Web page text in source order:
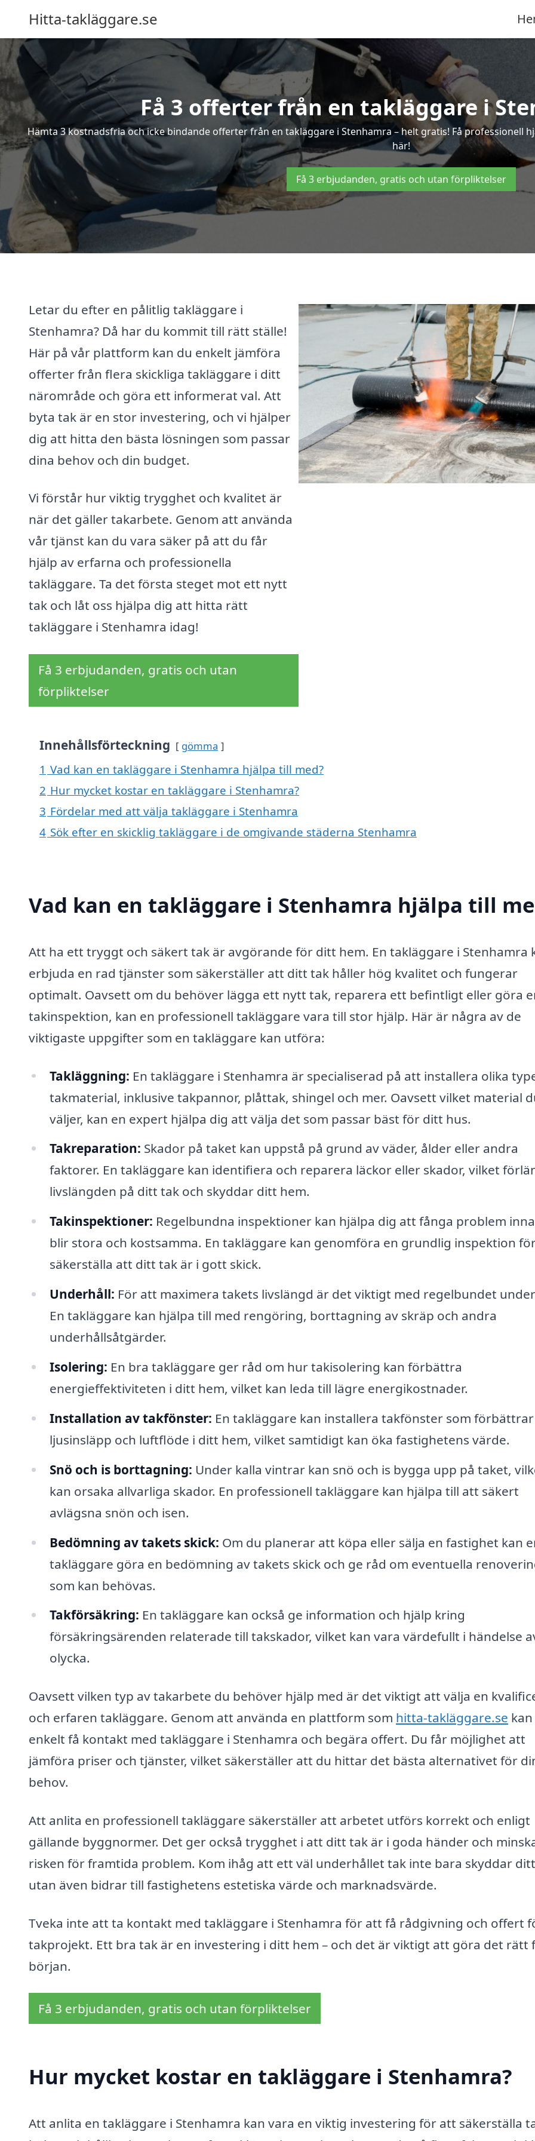
Hitta-takläggare.se
Få 3 offerter från en takläggare i
Hämta 3 kostnadsfria och icke bindande offerter från en takläggare i Stenhamra – helt gratis! Få professionell
här!
Få 3 erbjudanden, gratis och utan förpliktelser
Letar du efter en pålitlig takläggare i
Stenhamra? Då har du kommit till rätt ställe!
Här på vår plattform kan du enkelt jämföra
offerter från flera skickliga takläggare i ditt
närområde och göra ett informerat val. Att
byta tak är en stor investering, och vi hjälper
dig att hitta den bästa lösningen som passar
dina behov och din budget.
Vi förstår hur viktig trygghet och kvalitet är
när det gäller takarbete. Genom att använda
vår tjänst kan du vara säker på att du får
hjälp av erfarna och professionella
takläggare. Ta det första steget mot ett nytt
tak och låt oss hjälpa dig att hitta rätt
takläggare i Stenhamra idag!
Få 3 erbjudanden, gratis och utan
förpliktelser
Innehållsförteckning gömma
1 Vad kan en takläggare i Stenhamra hjälpa till med?
2 Hur mycket kostar en takläggare i Stenhamra?
3 Fördelar med att välja takläggare i Stenhamra
4 Sök efter en skicklig takläggare i de omgivande städerna Stenhamra
Vad kan en takläggare i Stenhamra hjälpa till
Att ha ett tryggt och säkert tak är avgörande för ditt hem. En takläggare i Stenhamra
erbjuda en rad tjänster som säkerställer att ditt tak håller hög kvalitet och fungerar
optimalt. Oavsett om du behöver lägga ett nytt tak, reparera ett befintligt eller göra
takinspektion, kan en professionell takläggare vara till stor hjälp. Här är några av de
viktigaste uppgifter som en takläggare kan utföra:
Takläggning: En takläggare i Stenhamra är specialiserad på att installera olika
takmaterial, inklusive takpannor, plåttak, shingel och mer. Oavsett vilket material
väljer, kan en expert hjälpa dig att välja det som passar bäst för ditt hus.
Takreparation: Skador på taket kan uppstå på grund av väder, ålder eller andra
faktorer. En takläggare kan identifiera och reparera läckor eller skador, vilket
livslängden på ditt tak och skyddar ditt hem.
Takinspektioner: Regelbundna inspektioner kan hjälpa dig att fånga problem
blir stora och kostsamma. En takläggare kan genomföra en grundlig inspektion
säkerställa att ditt tak är i gott skick.
Underhåll: För att maximera takets livslängd är det viktigt med regelbundet
En takläggare kan hjälpa till med rengöring, borttagning av skräp och andra
underhållsåtgärder.
Isolering: En bra takläggare ger råd om hur takisolering kan förbättra
energieffektiviteten i ditt hem, vilket kan leda till lägre energikostnader.
Installation av takfönster: En takläggare kan installera takfönster som förbättrar
ljusinsläpp och luftflöde i ditt hem, vilket samtidigt kan öka fastighetens värde.
Snö och is borttagning: Under kalla vintrar kan snö och is bygga upp på taket,
kan orsaka allvarliga skador. En professionell takläggare kan hjälpa till att säkert
avlägsna snön och isen.
Bedömning av takets skick: Om du planerar att köpa eller sälja en fastighet kan
takläggare göra en bedömning av takets skick och ge råd om eventuella
som kan behövas.
Takförsäkring: En takläggare kan också ge information och hjälp kring
försäkringsärenden relaterade till takskador, vilket kan vara värdefullt i händelse
olycka.
Oavsett vilken typ av takarbete du behöver hjälp med är det viktigt att välja en
och erfaren takläggare. Genom att använda en plattform som hitta-takläggare.se
enkelt få kontakt med takläggare i Stenhamra och begära offert. Du får möjlighet att
jämföra priser och tjänster, vilket säkerställer att du hittar det bästa alternativet för
behov.
Att anlita en professionell takläggare säkerställer att arbetet utförs korrekt och enligt
gällande byggnormer. Det ger också trygghet i att ditt tak är i goda händer och
risken för framtida problem. Kom ihåg att ett väl underhållet tak inte bara skyddar
utan även bidrar till fastighetens estetiska värde och marknadsvärde.
Tveka inte att ta kontakt med takläggare i Stenhamra för att få rådgivning och offert
takprojekt. Ett bra tak är en investering i ditt hem – och det är viktigt att göra det rätt
början.
Få 3 erbjudanden, gratis och utan förpliktelser
Hur mycket kostar en takläggare i Stenhamra?
Att anlita en takläggare i Stenhamra kan vara en viktig investering för att säkerställa